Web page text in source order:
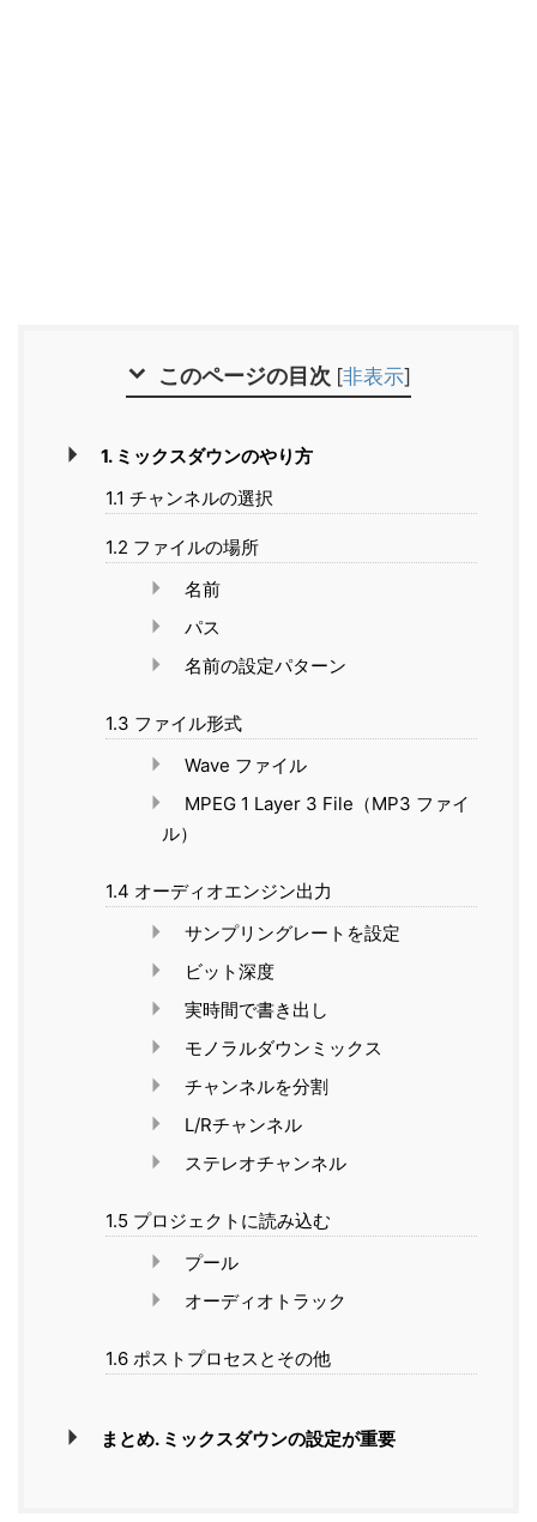
このページの目次 [非表示]
1. ミックスダウンのやり方
1.1 チャンネルの選択
1.2 ファイルの場所
名前
パス
名前の設定パターン
1.3 ファイル形式
Wave ファイル
MPEG 1 Layer 3 File（MP3 ファイ
ル）
1.4 オーディオエンジン出力
サンプリングレートを設定
ビット深度
実時間で書き出し
モノラルダウンミックス
チャンネルを分割
L/Rチャンネル
ステレオチャンネル
1.5 プロジェクトに読み込む
プール
オーディオトラック
1.6 ポストプロセスとその他
まとめ. ミックスダウンの設定が重要